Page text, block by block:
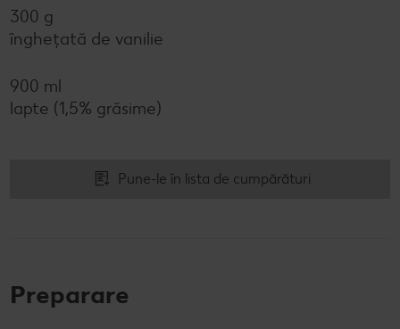
300 g
înghețată de vanilie
900 ml
lapte (1,5% grăsime)
Pune-le în lista de cumpărături
Preparare